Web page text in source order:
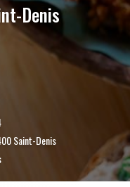
Denis
Saint-Denis